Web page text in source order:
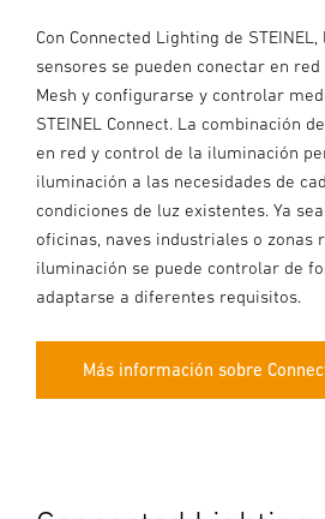
Con Connected Lighting de
sensores se pueden conectar en
Mesh y configurarse y controlar
STEINEL Connect. La combinación
en red y control de la iluminación
iluminación a las necesidades de
condiciones de luz existentes. Ya
oficinas, naves industriales o zonas
iluminación se puede controlar de
adaptarse a diferentes requisitos.
Más información sobre